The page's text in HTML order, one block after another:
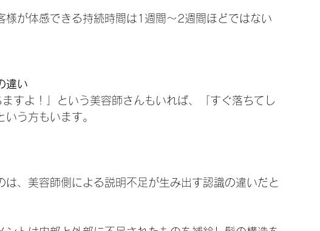
様が体感できる持続時間は1週間～2週間ほどではない
違い
すよ！」という美容師さんもいれば、「すぐ落ちてし
う方もいます。
、美容師側による説明不足が生み出す認識の違いだと